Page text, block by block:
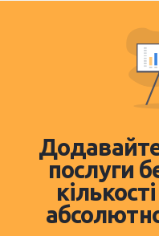
Додавайте
послуги